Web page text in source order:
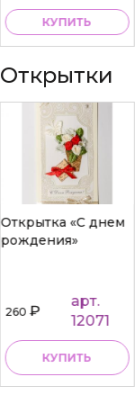
КУПИТЬ
Открытки
Открытка «С днем
рождения»
260₽
арт.
12071
КУПИТЬ